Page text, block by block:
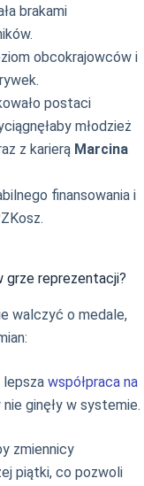
brakami
obcokrajowców i
postaci
młodzież
z karierą Marcina
finansowania i
grze reprezentacji?
walczyć o medale,
lepsza współpraca na
ginęły w systemie.
zmiennicy
piątki, co pozwoli